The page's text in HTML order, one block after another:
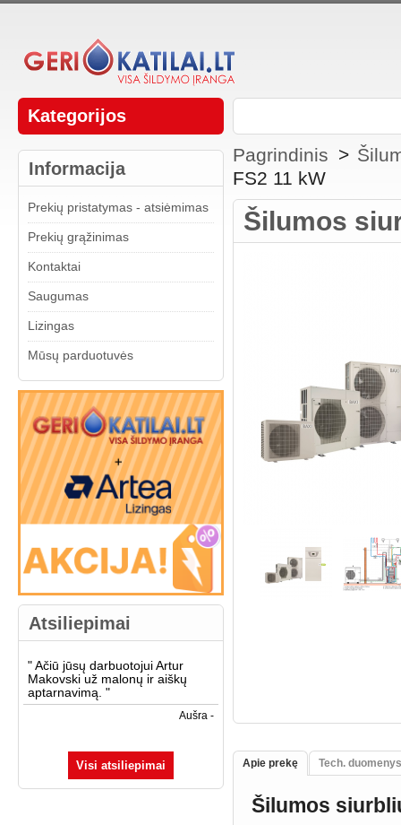
Kategorijos
Informacija
Prekių pristatymas - atsiėmimas
Prekių grąžinimas
Kontaktai
Saugumas
Lizingas
Mūsų parduotuvės
Atsiliepimai
"Ačiū jūsų darbuotojui Artur
Makovski už malonų ir aiškų
aptarnavimą. "
Aušra -
Visi atsiliepimai
Pagrindinis >
FS2 11 kW
Šilumos
Apie prekę Tech. duomenys
Šilumos